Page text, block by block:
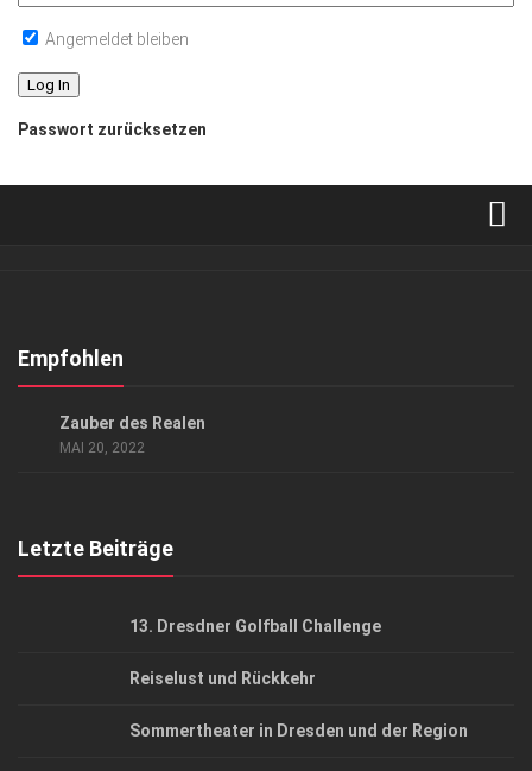
Angemeldet bleiben
Passwort zurücksetzen
Kontakt, Impressum
Empfohlen
Zauber des Realen
MAI 20, 2022
Letzte Beiträge
13. Dresdner Golfball Challenge
Reiselust und Rückkehr
Sommertheater in Dresden und der Region